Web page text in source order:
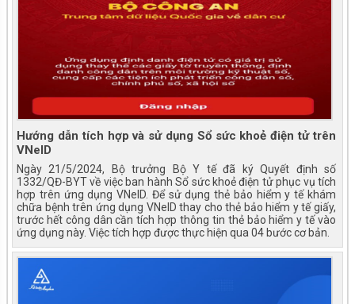
Hướng dẫn tích hợp và sử dụng Sổ sức khoẻ điện tử trên
VNeID
Ngày 21/5/2024, Bộ trưởng Bộ Y tế đã ký Quyết định số
1332/QĐ-BYT về việc ban hành Sổ sức khoẻ điện tử phục vụ tích
hợp trên ứng dụng VNeID. Để sử dụng thẻ bảo hiểm y tế khám
chữa bệnh trên ứng dụng VNeID thay cho thẻ bảo hiểm y tế giấy,
trước hết công dân cần tích hợp thông tin thẻ bảo hiểm y tế vào
ứng dụng này. Việc tích hợp được thực hiện qua 04 bước cơ bản.